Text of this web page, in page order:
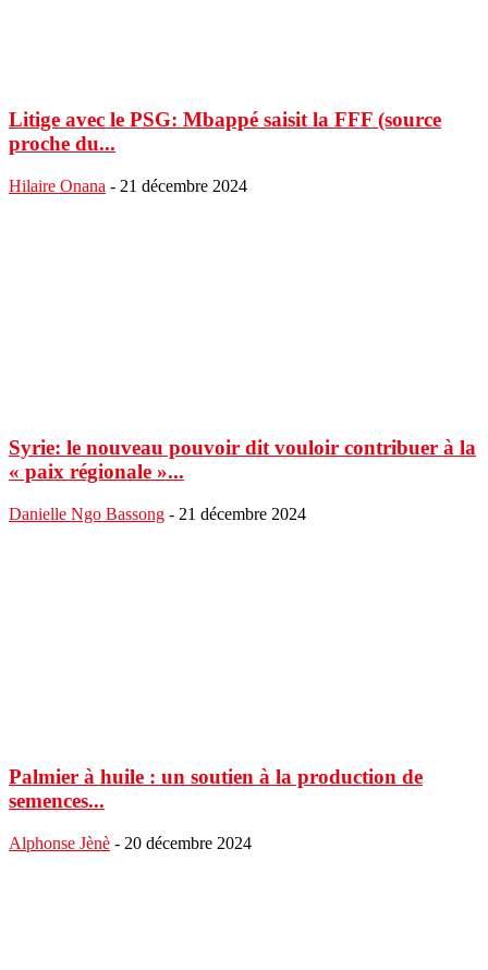
Litige avec le PSG: Mbappé saisit la FFF (source
proche du...
Hilaire Onana - 21 décembre 2024
Syrie: le nouveau pouvoir dit vouloir contribuer à la
« paix régionale »...
Danielle Ngo Bassong - 21 décembre 2024
Palmier à huile : un soutien à la production de
semences...
Alphonse Jènè - 20 décembre 2024